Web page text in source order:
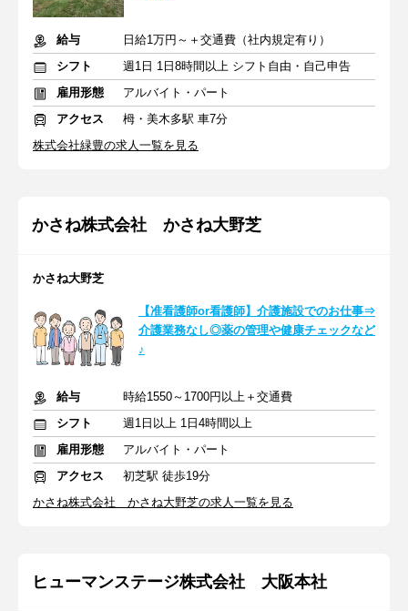
給与
日給1万円～＋交通費（社内規定有り）
シフト
週1日 1日8時間以上 シフト自由・自己申告
雇用形態
アルバイト・パート
アクセス
栂・美木多駅 車7分
株式会社緑豊の求人一覧を見る
かさね株式会社 かさね大野芝
かさね大野芝
【准看護師or看護師】介護施設でのお仕事⇒
介護業務なし◎薬の管理や健康チェックなど
♪
給与
時給1550～1700円以上＋交通費
シフト
週1日以上 1日4時間以上
雇用形態
アルバイト・パート
アクセス
初芝駅 徒歩19分
かさね株式会社 かさね大野芝の求人一覧を見る
ヒューマンステージ株式会社 大阪本社